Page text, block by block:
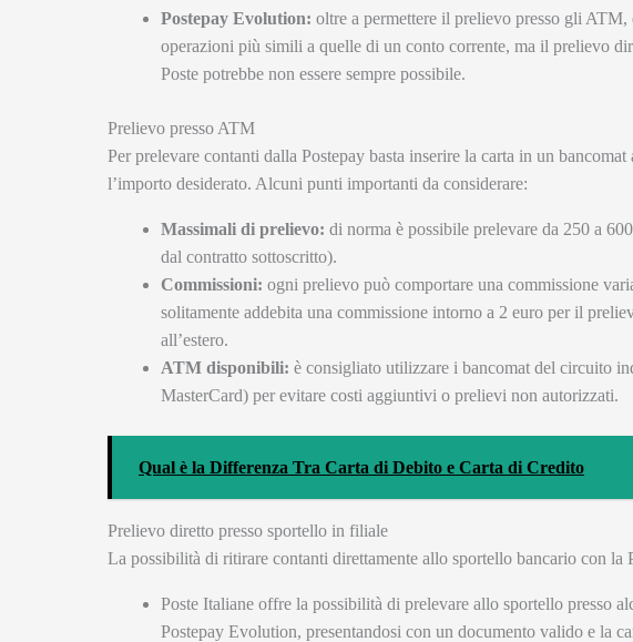
Postepay Evolution: oltre a permettere il prelievo presso gli
operazioni più simili a quelle di un conto corrente, ma il prelievo
Poste potrebbe non essere sempre possibile.
Prelievo presso ATM
Per prelevare contanti dalla Postepay basta inserire la carta in un
l’importo desiderato. Alcuni punti importanti da considerare:
Massimali di prelievo: di norma è possibile prelevare da 250 a
dal contratto sottoscritto).
Commissioni: ogni prelievo può comportare una commissione
solitamente addebita una commissione intorno a 2 euro per il
all’estero.
ATM disponibili: è consigliato utilizzare i bancomat del circuito
MasterCard) per evitare costi aggiuntivi o prelievi non autorizzati.
Qual è la Differenza Tra Carta di Debito e Carta di Credito
Prelievo diretto presso sportello in filiale
La possibilità di ritirare contanti direttamente allo sportello bancario con la
Poste Italiane offre la possibilità di prelevare allo sportello presso
Postepay Evolution, presentandosi con un documento valido e la